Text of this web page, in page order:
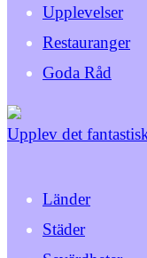
Upplevelser
Restauranger
Goda Råd
Upplev det
Länder
Städer